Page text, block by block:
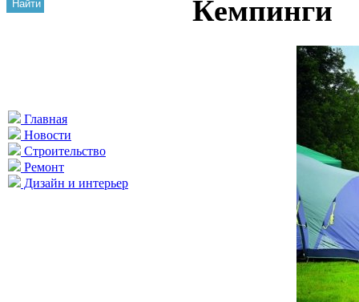
Найти
Главная
Новости
Строительство
Ремонт
Дизайн и интерьер
Кемпинги